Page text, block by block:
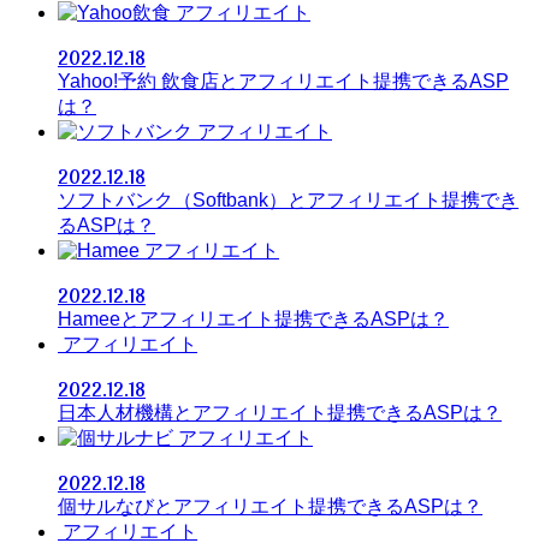
アフィリエイト
2022.12.18
Yahoo!予約 飲食店とアフィリエイト提携できるASP
は？
アフィリエイト
2022.12.18
ソフトバンク（Softbank）とアフィリエイト提携でき
るASPは？
アフィリエイト
2022.12.18
Hameeとアフィリエイト提携できるASPは？
アフィリエイト
2022.12.18
日本人材機構とアフィリエイト提携できるASPは？
アフィリエイト
2022.12.18
個サルなびとアフィリエイト提携できるASPは？
アフィリエイト